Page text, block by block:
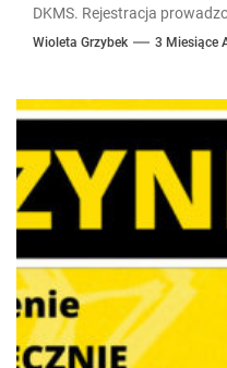
DKMS. Rejestracja
Wioleta Grzybek 3 Miesiące